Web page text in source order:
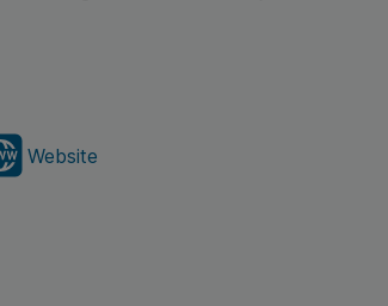
Website